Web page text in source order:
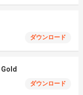
ダウンロード
ダウンロード